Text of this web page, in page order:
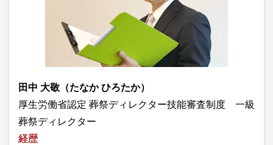
田中 大敬（たなか ひろたか）
厚生労働省認定 葬祭ディレクター技能審査制度 一級
葬祭ディレクター
経歴